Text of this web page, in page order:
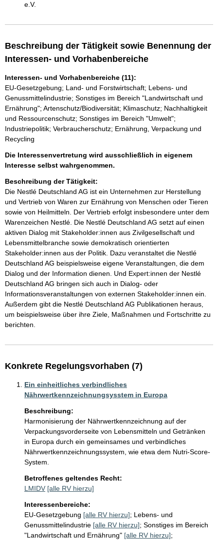
e.V.
Beschreibung der Tätigkeit sowie Benennung der
Interessen- und Vorhabenbereiche
Interessen- und Vorhabenbereiche (11):
EU-Gesetzgebung; Land- und Forstwirtschaft; Lebens- und
Genussmittelindustrie; Sonstiges im Bereich "Landwirtschaft und
Ernährung"; Artenschutz/Biodiversität; Klimaschutz; Nachhaltigkeit
und Ressourcenschutz; Sonstiges im Bereich "Umwelt";
Industriepolitik; Verbraucherschutz; Ernährung, Verpackung und
Recycling
Die Interessenvertretung wird ausschließlich in eigenem
Interesse selbst wahrgenommen.
Beschreibung der Tätigkeit:
Die Nestlé Deutschland AG ist ein Unternehmen zur Herstellung
und Vertrieb von Waren zur Ernährung von Menschen oder Tieren
sowie von Heilmitteln. Der Vertrieb erfolgt insbesondere unter dem
Warenzeichen Nestlé. Die Nestlé Deutschland AG setzt auf einen
aktiven Dialog mit Stakeholder:innen aus Zivilgesellschaft und
Lebensmittelbranche sowie demokratisch orientierten
Stakeholder:innen aus der Politik. Dazu veranstaltet die Nestlé
Deutschland AG beispielsweise eigene Veranstaltungen, die dem
Dialog und der Information dienen. Und Expert:innen der Nestlé
Deutschland AG bringen sich auch in Dialog- oder
Informationsveranstaltungen von externen Stakeholder:innen ein.
Außerdem gibt die Nestlé Deutschland AG Publikationen heraus,
um beispielsweise über ihre Ziele, Maßnahmen und Fortschritte zu
berichten.
Konkrete Regelungsvorhaben (7)
Ein einheitliches verbindliches
Nährwertkennzeichnungsysstem in Europa
Beschreibung:
Harmonisierung der Nährwertkennzeichnung auf der
Verpackungsvorderseite von Lebensmitteln und Getränken
in Europa durch ein gemeinsames und verbindliches
Nährwertkennzeichnungssystem, wie etwa dem Nutri-Score-
System.
Betroffenes geltendes Recht:
LMIDV [alle RV hierzu]
Interessenbereiche:
EU-Gesetzgebung [alle RV hierzu]; Lebens- und
Genussmittelindustrie [alle RV hierzu]; Sonstiges im Bereich
"Landwirtschaft und Ernährung" [alle RV hierzu];